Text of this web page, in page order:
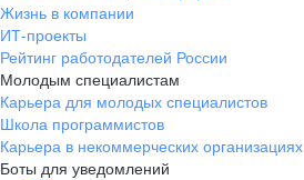
Жизнь в компании
ИТ-проекты
Рейтинг работодателей России
Молодым специалистам
Карьера для молодых специалистов
Школа программистов
Карьера в некоммерческих организациях
Боты для уведомлений